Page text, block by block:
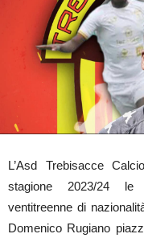
L’Asd Trebisacce
stagione 2023/24 le
ventitreenne di
Domenico Rugiano